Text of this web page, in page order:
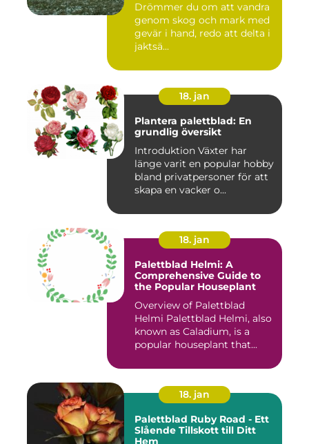
Drömmer du om att vandra
genom skog och mark med
gevär i hand, redo att delta i
jaktsä...
18. jan
Plantera palettblad: En
grundlig översikt
Introduktion Växter har
länge varit en popular hobby
bland privatpersoner för att
skapa en vacker o...
18. jan
Palettblad Helmi: A
Comprehensive Guide to
the Popular Houseplant
Overview of Palettblad
Helmi Palettblad Helmi, also
known as Caladium, is a
popular houseplant that...
18. jan
Palettblad Ruby Road - Ett
Slående Tillskott till Ditt
Hem